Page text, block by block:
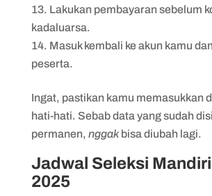
Lakukan pembayaran sebelum
kadaluarsa.
Masuk kembali ke akun kamu
peserta.
Ingat, pastikan kamu memasukkan
hati-hati. Sebab data yang sudah
permanen, nggakbisa diubah lagi.
Jadwal Seleksi
2025